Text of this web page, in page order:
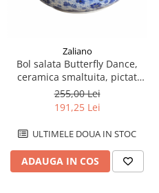
Zaliano
Bol salata Butterfly Dance,
ceramica smaltuita, pictat
manual, diametru 21,5 cm
255,00 Lei
191,25 Lei
ULTIMELE DOUA IN STOC
ADAUGA IN COS